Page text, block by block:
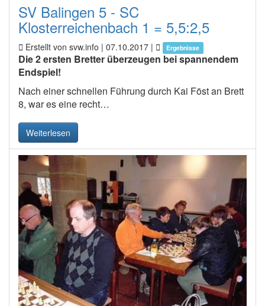
SV Balingen 5 - SC
Klosterreichenbach 1 = 5,5:2,5
Erstellt von svw.info | 07.10.2017 | Ergebnisse
Die 2 ersten Bretter überzeugen bei spannendem
Endspiel!
Nach einer schnellen Führung durch Kai Föst an Brett
8, war es eine recht…
Weiterlesen